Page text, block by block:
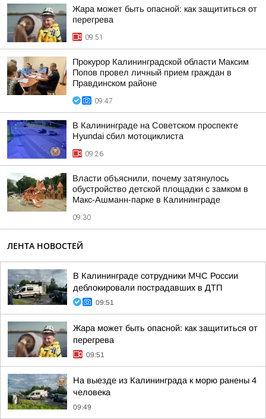
Жара может быть опасной: как защититься от
перегрева
09:51
Прокурор Калининградской области Максим
Попов провел личный прием граждан в
Правдинском районе
09:47
В Калининграде на Советском проспекте
Hyundai сбил мотоциклиста
09:26
Власти объяснили, почему затянулось
обустройство детской площадки с замком в
Макс-Ашманн-парке в Калининграде
09:30
ЛЕНТА НОВОСТЕЙ
В Калининграде сотрудники МЧС России
деблокировали пострадавших в ДТП
09:51
Жара может быть опасной: как защититься от
перегрева
09:51
На выезде из Калининграда к морю ранены 4
человека
09:49